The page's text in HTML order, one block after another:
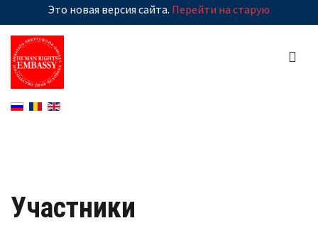
Это новая версия сайта. Перейти на старую
Участники